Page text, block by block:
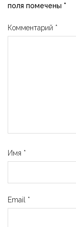
поля помечены *
Комментарий *
Имя *
Email *